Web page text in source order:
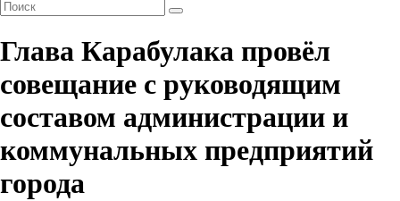
Глава Карабулака провёл
совещание с руководящим
составом администрации и
коммунальных предприятий
города